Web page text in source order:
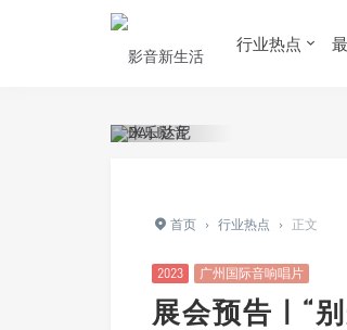
行业热点
首页 › 行业热点 › 正文
2023 广州国际音响唱片
展会预告 | “